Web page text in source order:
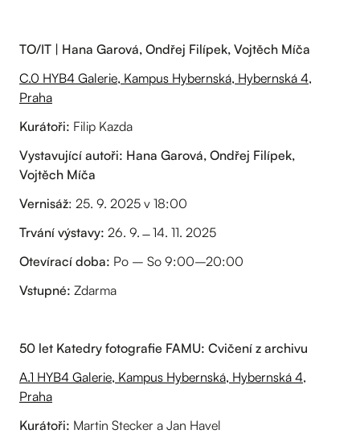
TO/IT | Hana Garová, Ondřej Filípek, Vojtěch Míča
C.0 HYB4 Galerie, Kampus Hybernská, Hybernská 4,
Praha
Kurátoři: Filip Kazda
Vystavující autoři: Hana Garová, Ondřej Filípek,
Vojtěch Míča
Vernisáž: 25. 9. 2025 v 18:00
Trvání výstavy: 26. 9. ̶ 14. 11. 2025
Otevírací doba: Po – So 9:00–20:00
Vstupné: Zdarma
50 let Katedry fotografie FAMU: Cvičení z archivu
A.1 HYB4 Galerie, Kampus Hybernská, Hybernská 4,
Praha
Kurátoři: Martin Stecker a Jan Havel